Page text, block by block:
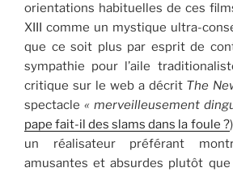
orientations habituelles de ces
XIII comme un mystique ultra-
que ce soit plus par esprit de
sympathie pour l’aile
critique sur le web a décrit The
spectacle « merveilleusement
pape fait-il des slams dans la foule ?
un réalisateur préférant
amusantes et absurdes plutôt que